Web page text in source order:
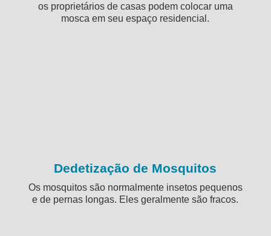
os proprietários de casas podem colocar uma
mosca em seu espaço residencial.
Dedetização de Mosquitos
Os mosquitos são normalmente insetos pequenos
e de pernas longas. Eles geralmente são fracos.